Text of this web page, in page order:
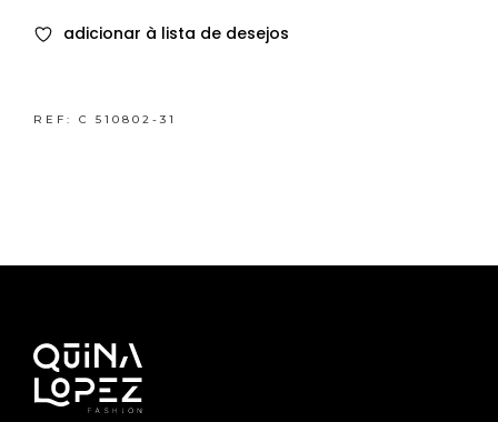
adicionar à lista de desejos
REF: C 510802-31